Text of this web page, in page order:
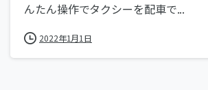
んたん操作でタクシーを配車で...
2022年1月1日